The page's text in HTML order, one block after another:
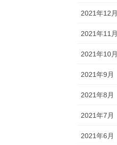
2021年12月
2021年11月
2021年10月
2021年9月
2021年8月
2021年7月
2021年6月